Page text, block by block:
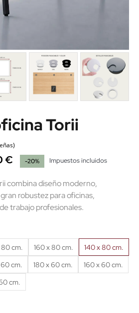
Torii
€ -20% Impuestos incluidos
combina diseño moderno,
robustez para oficinas,
trabajo profesionales.
80 cm. 160 x 80 cm.
140 x 80 cm.
cm. 180 x 60 cm.
160 x 60 cm.
cm.